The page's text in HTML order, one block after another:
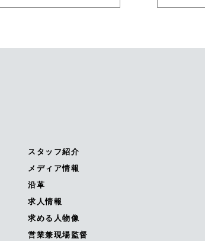
スタッフ紹介
メディア情報
沿革
求人情報
求める人物像
営業兼現場監督